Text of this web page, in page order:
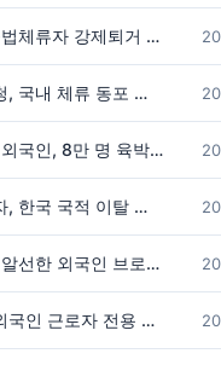
법무부, 불법체류자 강제퇴거 시 경찰에 즉시 통보 제도 마련
재외동포청, 국내 체류 동포 실태조사 결과 발표 - 86만 명 체류 통계 발표
충북 체류 외국인, 8만 명 육박 ( 전국 3위 수준)
복수국적자, 한국 국적 이탈 불허한 판례 기사
위조 서류 알선한 외국인 브로커 구속
은행들 - 외국인 근로자 전용 신용대출 경쟁